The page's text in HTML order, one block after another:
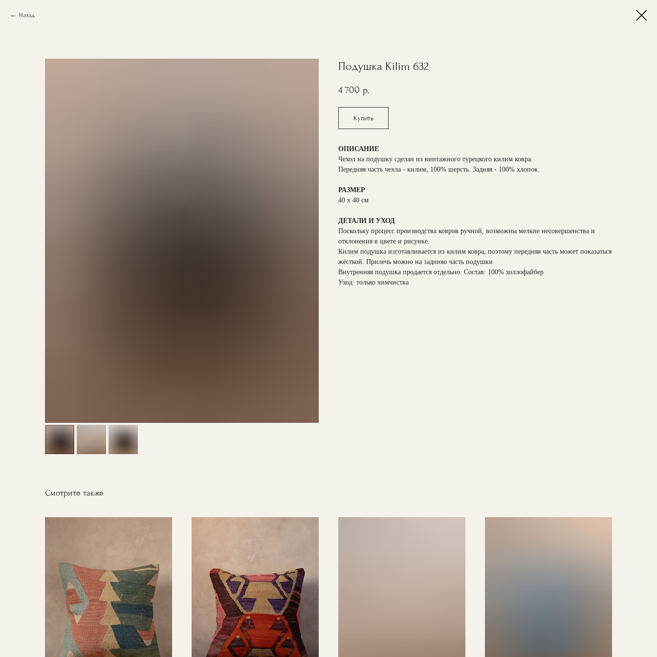
Назад
Подушка Kilim 632
4 700 р.
Купить
ОПИСАНИЕ
Чехол на подушку сделан из винтажного турецкого килим ковра.
Передняя часть чехла - килим, 100% шерсть. Задняя - 100% хлопок.
РАЗМЕР
40 х 40 см
ДЕТАЛИ И УХОД
Поскольку процесс производства ковров ручной, возможны мелкие несовершенства и
отклонения в цвете и рисунке.
Килим подушка изготавливается из килим ковра, поэтому передняя часть может показаться
жёсткой. Прилечь можно на заднюю часть подушки
Внутренняя подушка продается отдельно. Состав: 100% холлофайбер
Уход: только химчистка
Смотрите также